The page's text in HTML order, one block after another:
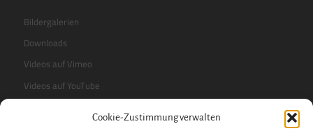
Cookie-Zustimmung verwalten
Bildergalerien
Downloads
Videos auf Vimeo
Videos auf YouTube